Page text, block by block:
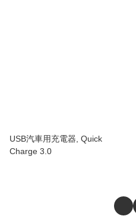
USB汽車用充電器, Quick
Charge 3.0